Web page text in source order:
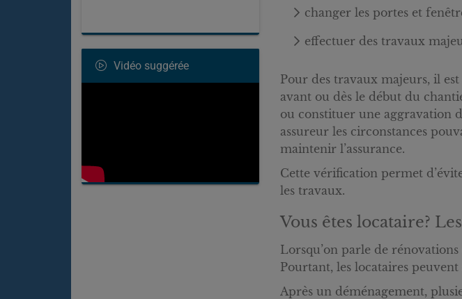
changer les portes et
effectuer des travaux
Pour des travaux majeurs, il
avant ou dès le début du
ou constituer une aggravation
assureur les circonstances
maintenir l’assurance.
Cette vérification permet
les travaux.
Vous êtes locataire?
Lorsqu’on parle de
Pourtant, les locataires peuvent
Après un déménagement,
Vidéo suggérée